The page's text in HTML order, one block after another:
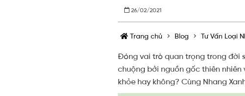
26/02/2021
Trang chủ Blog Tư Vấn Loại
Đóng vai trò quan trọng trong đời
chuộng bởi nguồn gốc thiên
khỏe hay không? Cùng Nhang